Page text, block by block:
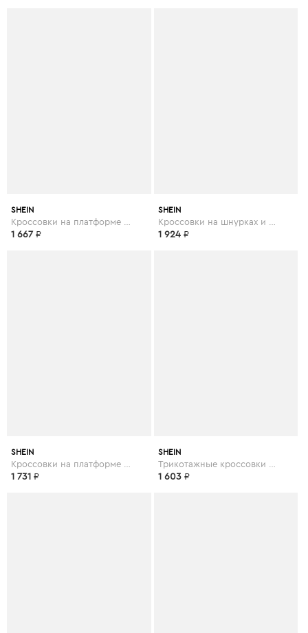
SHEIN
1 667 ₽
SHEIN
1 924 ₽
SHEIN
1 731 ₽
SHEIN
1 603 ₽